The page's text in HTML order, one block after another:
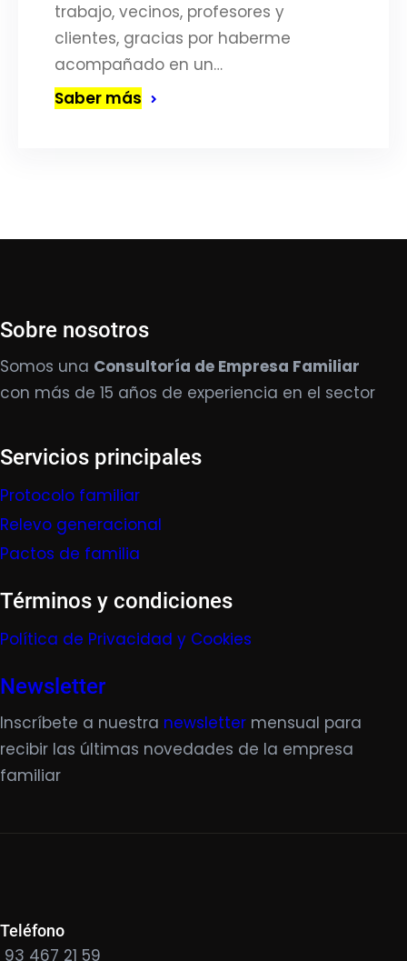
trabajo, vecinos, profesores y
clientes, gracias por haberme
acompañado en un…
Saber más
Sobre nosotros
Somos una Consultoría de Empresa Familiar
con más de 15 años de experiencia en el sector
Servicios principales
Protocolo familiar
Relevo generacional
Pactos de familia
Términos y condiciones
Política de Privacidad y Cookies
Newsletter
Inscríbete a nuestra newsletter mensual para
recibir las últimas novedades de la empresa
familiar
Teléfono
93 467 21 59